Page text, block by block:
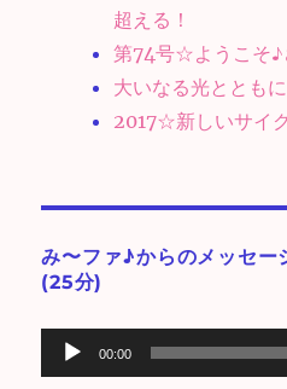
超える！
第74号☆ようこそ♪
大いなる光ととも
2017☆新しいサイ
み〜ファ♪からのメッセ
(25分)
声
00:00